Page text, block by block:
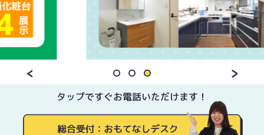
タップですぐお電話いただけます！